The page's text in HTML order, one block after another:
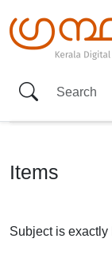
Items
Subject is exactly